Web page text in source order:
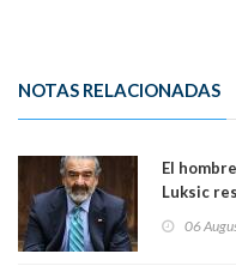
NOTAS RELACIONADAS
El
Luksic
día que
06